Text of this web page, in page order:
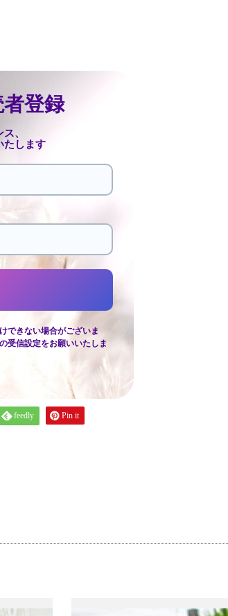
登録
、
たします
できない場合がございま
受信設定をお願いいたしま
feedly Pin it